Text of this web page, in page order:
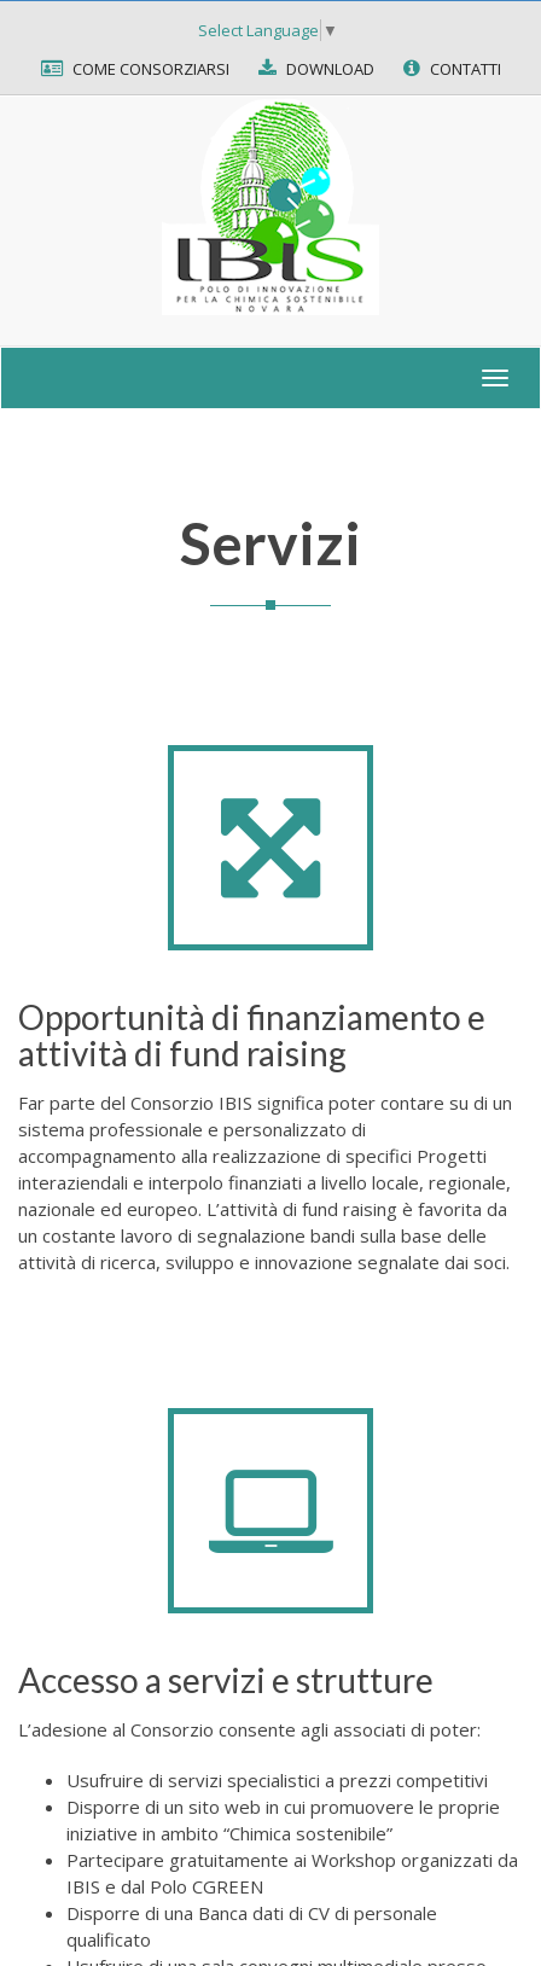
Select Language ▼
COME CONSORZIARSI
DOWNLOAD CONTATTI
Servizi
Opportunità di finanziamento e
attività di fund raising
Far parte del Consorzio IBIS significa poter contare su di un
sistema professionale e personalizzato di
accompagnamento alla realizzazione di specifici Progetti
interaziendali e interpolo finanziati a livello locale, regionale,
nazionale ed europeo. L’attività di fund raising è favorita da
un costante lavoro di segnalazione bandi sulla base delle
attività di ricerca, sviluppo e innovazione segnalate dai soci.
Accesso a servizi e strutture
L’adesione al Consorzio consente agli associati di poter:
Usufruire di servizi specialistici a prezzi competitivi
Disporre di un sito web in cui promuovere le proprie
iniziative in ambito “Chimica sostenibile”
Partecipare gratuitamente ai Workshop organizzati da
IBIS e dal Polo CGREEN
Disporre di una Banca dati di CV di personale
qualificato